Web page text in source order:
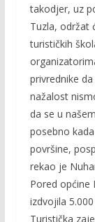
takodjer, uz
Tuzla, održat
turističkih
privrednike
nažalost
da se u
posebno
površine,
rekao je
Pored općine
izdvojila
Turistička